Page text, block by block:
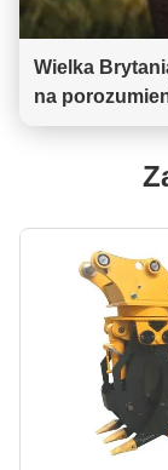
Wielka
na